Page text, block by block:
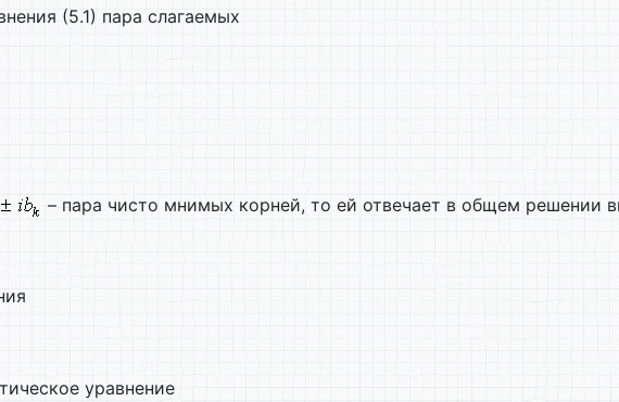
(5.1) пара слагаемых
– пара чисто мнимых корней, то ей отвечает в общем решении
уравнение